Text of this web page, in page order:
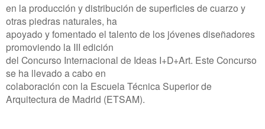
en la producción y distribución de superficies de cuarzo y
otras piedras naturales, ha
apoyado y fomentado el talento de los jóvenes diseñadores
promoviendo la III edición
del Concurso Internacional de Ideas I+D+Art. Este Concurso
se ha llevado a cabo en
colaboración con la Escuela Técnica Superior de
Arquitectura de Madrid (ETSAM).